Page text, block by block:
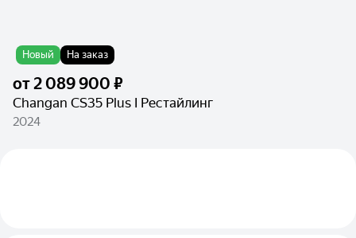
Новый На заказ
от2 089 900 ₽
Changan CS35 Plus I Рестайлинг
2024